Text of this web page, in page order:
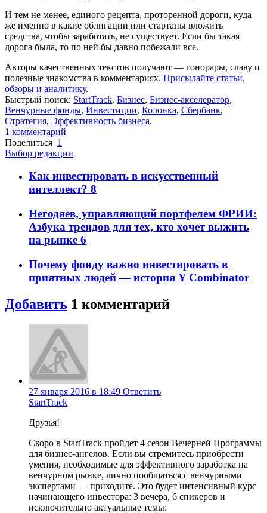
И тем не менее, единого рецепта, проторенной дороги, куда
же именно в какие облигации или стартапы вложить
средства, чтобы заработать, не существует. Если бы такая
дорога была, то по ней бы давно побежали все.
Авторы качественных текстов получают — гонорары, славу и
полезные знакомства в комментариях. Присылайте статьи,
обзоры и аналитику.
Быстрый поиск: StartTrack, Бизнес, Бизнес-акселератор,
Венчурные фонды, Инвестиции, Колонка, Сбербанк,
Стратегия, Эффективность бизнеса.
1 комментарий
Поделиться 1
Выбор редакции
Как инвестировать в искусственный
интеллект? 8
Негодяев, управляющий портфелем ФРИИ:
Азбука трендов для тех, кто хочет выжить
на рынке 6
Почему фонду важно инвестировать в ​
приятных людей — история Y Combinator
Добавить 1 комментарий
27 января 2016 в 18:49 Ответить
StartTrack
Друзья!
Скоро в StartTrack пройдет 4 сезон Вечерней Программы
для бизнес-ангелов. Если вы стремитесь приобрести
умения, необходимые для эффективного заработка на
венчурном рынке, лично пообщаться с венчурными
экспертами — приходите. Это будет интенсивный курс
начинающего инвестора: 3 вечера, 6 спикеров и
исключительно актуальные темы: